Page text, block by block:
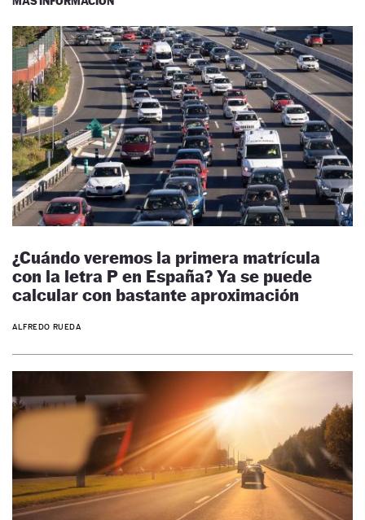
¿Cuándo veremos la primera matrícula
con la letra P en España? Ya se puede
calcular con bastante aproximación
ALFREDO RUEDA